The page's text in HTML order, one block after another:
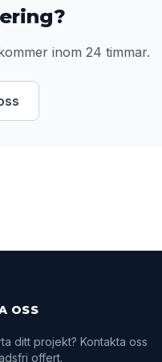
?
inom 24 timmar.
OSS
ditt projekt? Kontakta oss
offert.